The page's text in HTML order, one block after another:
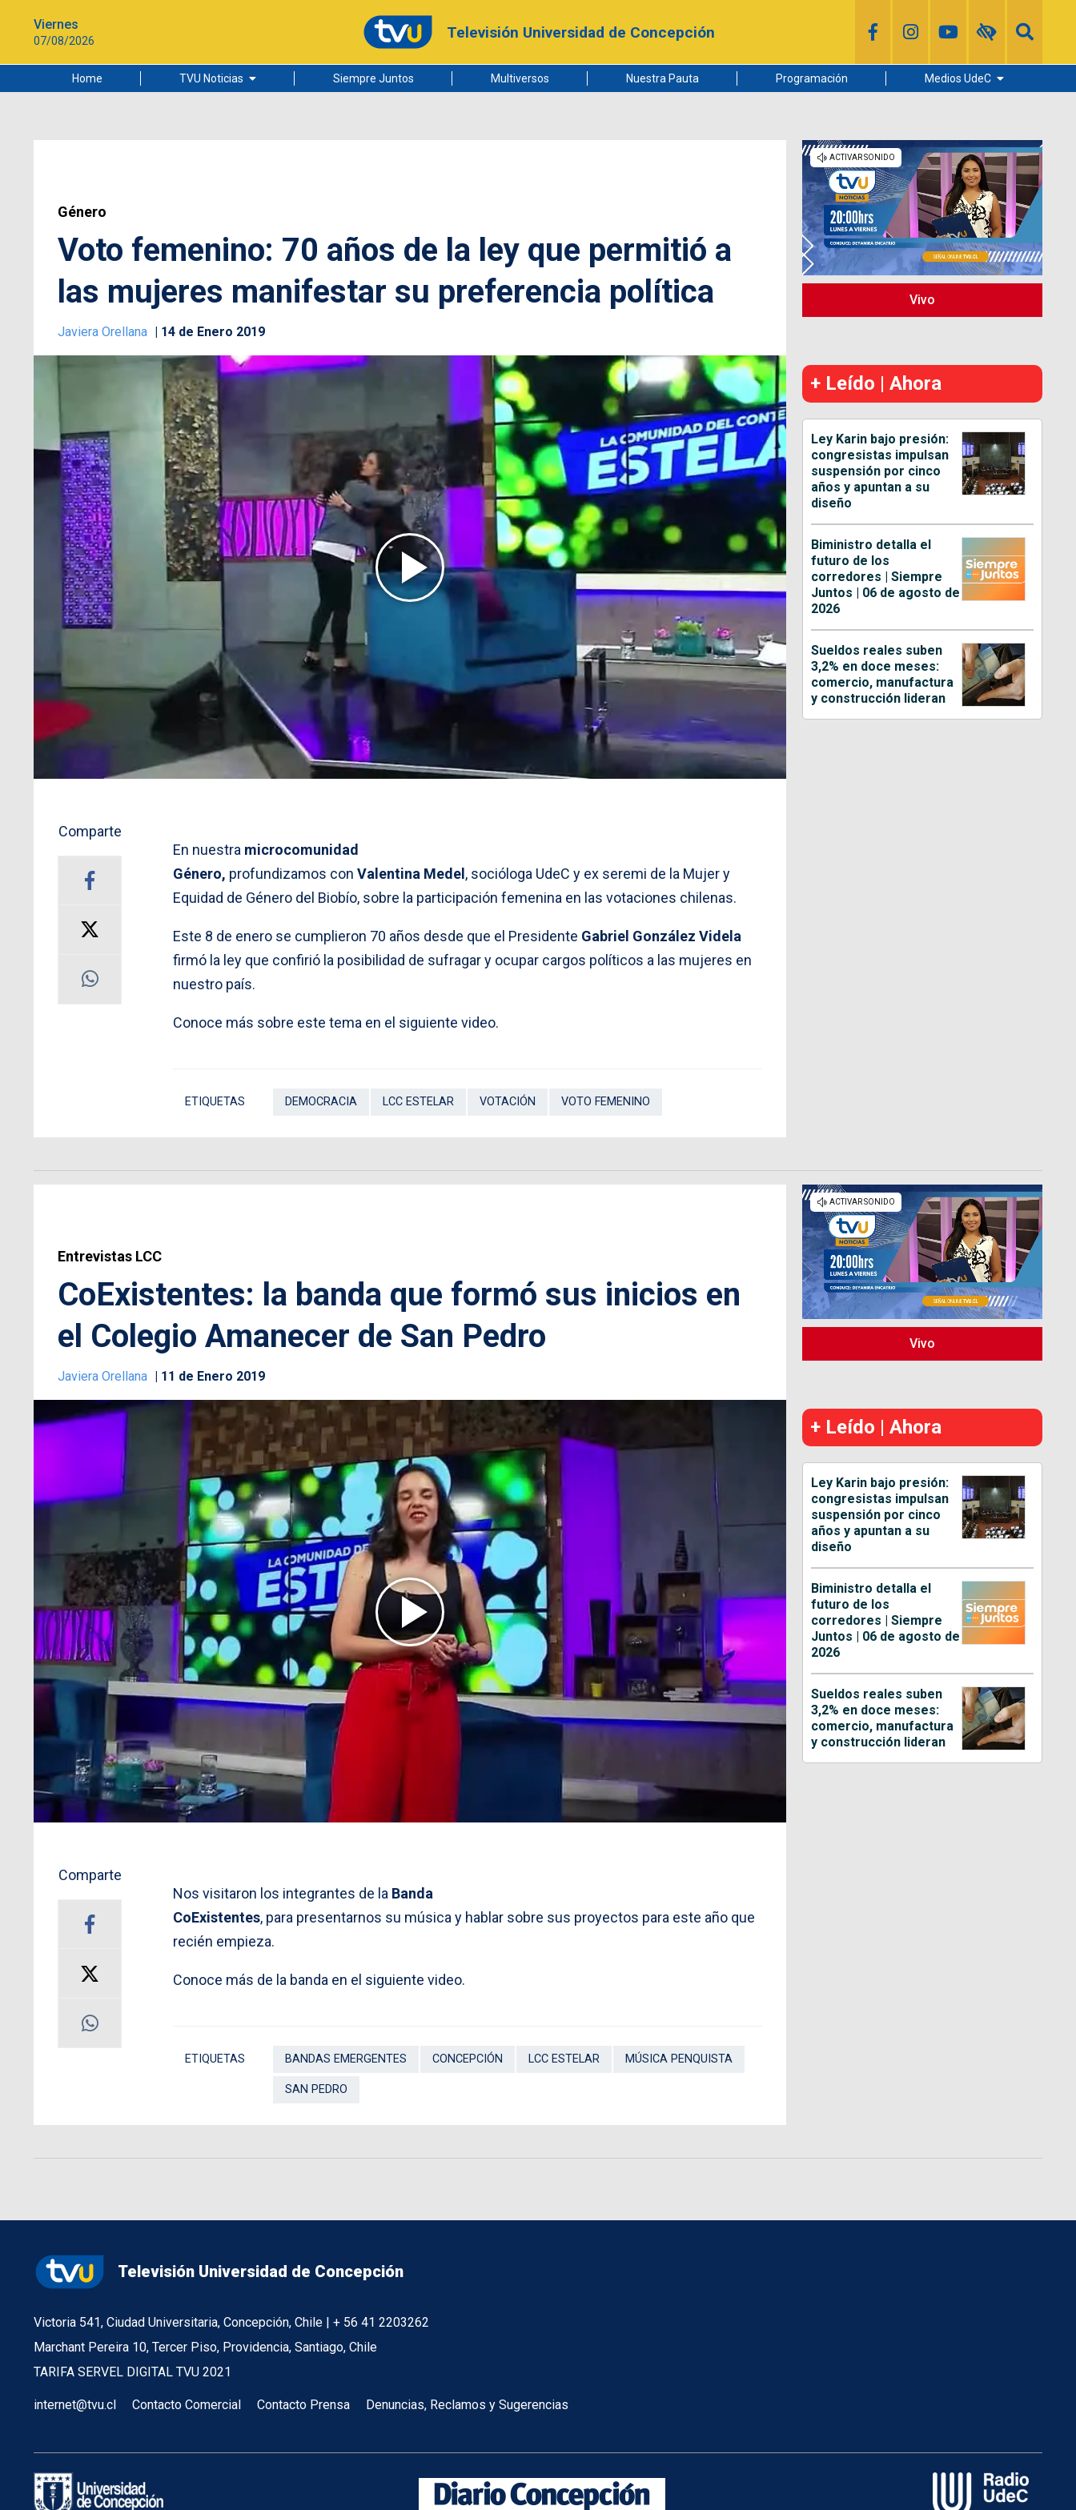
Viernes
07/08/2026 Televisión Universidad de Concepción
Home TVU Noticias
Ciudad
Siempre Juntos Multiversos Nuestra Pauta Programación Medios UdeC
Radio UdeC
Noticias UdeC
La Discusión
Género
Voto femenino: 70 años de la ley que permitió a
las mujeres manifestar su preferencia política
Javiera Orellana 14 de Enero 2019
Comparte
En nuestra microcomunidad
Género, profundizamos con Valentina Medel, socióloga UdeC y ex seremi de la Mujer y
Equidad de Género del Biobío, sobre la participación femenina en las votaciones chilenas.
Este 8 de enero se cumplieron 70 años desde que el Presidente Gabriel González Videla
firmó la ley que confirió la posibilidad de sufragar y ocupar cargos políticos a las mujeres en
nuestro país.
Conoce más sobre este tema en el siguiente video.
ETIQUETAS DEMOCRACIA LCC ESTELAR VOTACIÓN VOTO FEMENINO
Vivo
+ Leído | Ahora
Ley Karin bajo presión:
congresistas impulsan
suspensión por cinco
años y apuntan a su
diseño
Biministro detalla el
futuro de los
corredores | Siempre
Juntos | 06 de agosto de
2026
Sueldos reales suben
3,2% en doce meses:
comercio, manufactura
y construcción lideran
Entrevistas LCC
CoExistentes: la banda que formó sus inicios en
el Colegio Amanecer de San Pedro
Javiera Orellana 11 de Enero 2019
Comparte
Nos visitaron los integrantes de la Banda
CoExistentes, para presentarnos su música y hablar sobre sus proyectos para este año que
recién empieza.
Conoce más de la banda en el siguiente video.
ETIQUETAS BANDAS EMERGENTES CONCEPCIÓN LCC ESTELAR MÚSICA PENQUISTA
SAN PEDRO
Vivo
+ Leído | Ahora
Ley Karin bajo presión:
congresistas impulsan
suspensión por cinco
años y apuntan a su
diseño
Biministro detalla el
futuro de los
corredores | Siempre
Juntos | 06 de agosto de
2026
Sueldos reales suben
3,2% en doce meses:
comercio, manufactura
y construcción lideran
Televisión Universidad de Concepción
Victoria 541, Ciudad Universitaria, Concepción, Chile | + 56 41 2203262
Marchant Pereira 10, Tercer Piso, Providencia, Santiago, Chile
TARIFA SERVEL DIGITAL TVU 2021
internet@tvu.cl Contacto Comercial Contacto Prensa Denuncias, Reclamos y Sugerencias